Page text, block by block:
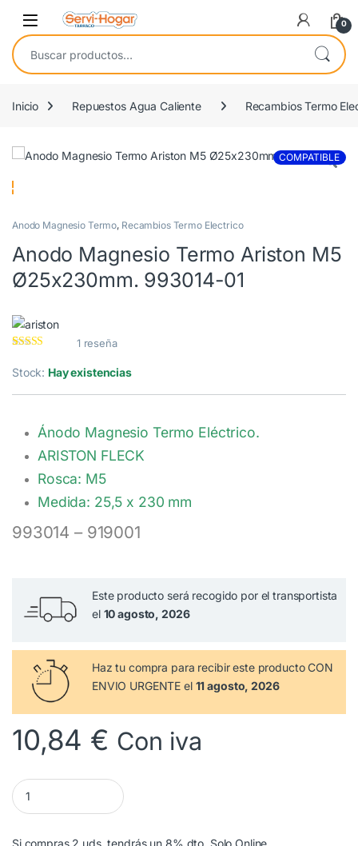
Saltar a navegación
saltar al contenido
Open 0
Buscar por:
Inicio Repuestos Agua Caliente Recambios Termo
COMPATIBLE
Anodo Magnesio Termo, Recambios Termo Electrico
Anodo Magnesio Termo Ariston M5
Ø25x230mm. 993014-01
5.00de 5 en
base a
1 reseña
Stock: Hay existencias
Ánodo Magnesio Termo Eléctrico.
ARISTON FLECK
Rosca: M5
Medida: 25,5 x 230 mm
993014 – 919001
Este producto será recogido por el transportista
el 10 agosto, 2026
Haz tu compra para recibir este producto CON
ENVIO URGENTE el 11 agosto, 2026
10,84 € Con iva
Anodo Magnesio Termo Ariston M5 Ø25x230mm. 993014-01
Si compras 2 uds. tendrás un 8% dto. Solo Online.